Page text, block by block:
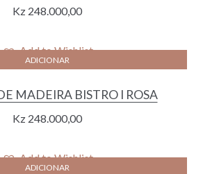
Kz 248.000,00
Add to Wishlist
ADICIONAR
MADEIRA BISTRO I ROSA
Kz 248.000,00
Add to Wishlist
ADICIONAR